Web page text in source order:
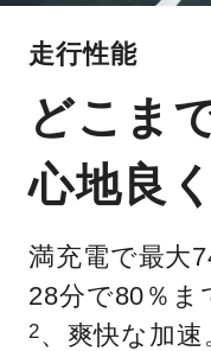
走行性能
どこま
心地良
満充電で最大
28分で80％ま
2、爽快な加